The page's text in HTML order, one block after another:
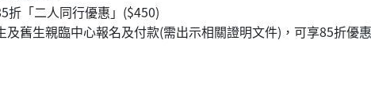
折「二人同行優惠」($450)
舊生親臨中心報名及付款(需出示相關證明文件)，可享85折優